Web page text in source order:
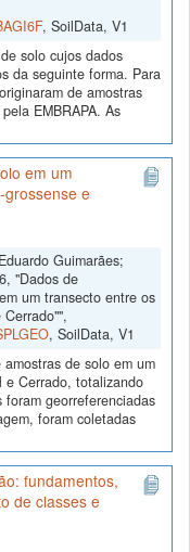
, SoilData, V1
solo cujos dados
da seguinte forma. Para
de amostras
EMBRAPA. As
em um
e
Guimarães;
"Dados de
um transecto entre os
, SoilData, V1
de solo em um
e Cerrado, totalizando
georreferenciadas
foram coletadas
fundamentos,
de classes e